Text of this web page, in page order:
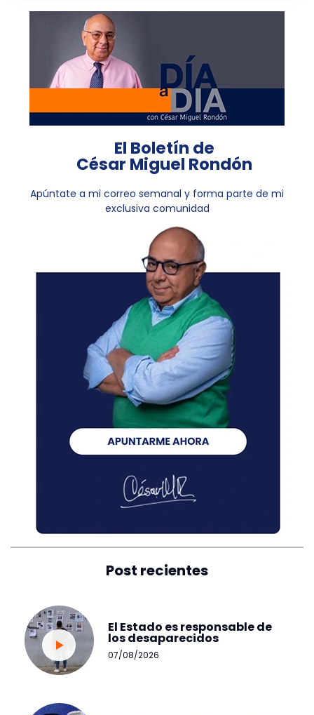
El Boletín de
César Miguel Rondón
Apúntate a mi correo semanal y forma parte de mi
exclusiva comunidad
Post recientes
El Estado es responsable de
los desaparecidos
07/08/2026